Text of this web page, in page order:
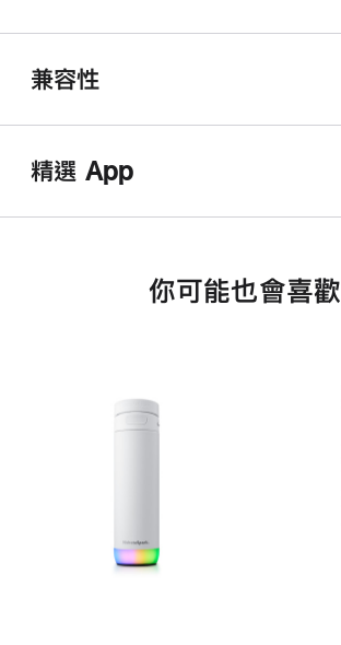
兼容性
精選 App
你可能也會喜歡